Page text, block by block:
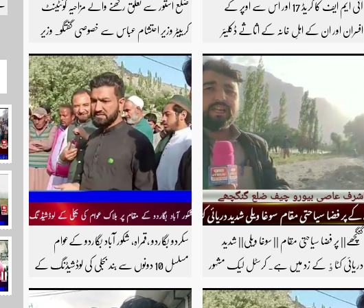
آئی ایم ایف کا گریڈ 17 اور اس سے اوپر کے
افسران اور ان کے اہلِ خانہ کے اثاثے ڈکلیئر
کرنے کا مطالبہ‘ کرپشن کی روک تھام اور مؤثر
احتساب کے لیے ٹاسک فورس کے قیام کا بھی
مطالبہ کردیا
ضلع استور سے تعلق رکھنے والے مزاحیہ کونٹینٹ
کرییٹر وزیر احتشام عباس سے خصوصی گفتگو۔ وزیر
احتشام عباس مزاحیہ شینا ویڈیوز بنانے کی وجہ سے
استور کے اندر کافی مشہور ہیں مزید اچھی اچھی ویڈیوز
دیکھنے کے لئے ہمارے یوٹیوب چینل کو
سبسکرائب کریں
گنگچھے|| پر فضا سیاحتی مقام || سوغا ویلی|| شدید
دریائی کٹاٶ کے زد میں ہے۔ کرسٹل لیک مشہور
فش فارم سوغا بھی اسی گاٶں میں واقع ہے۔
سکردو بگاردو ،قمراہ، شکور آباد بگاردو کےعوام
مسلسل 10 دونوں سے بند بجلی کی لوڈشیڈنگ کے
خلاف جے ایس آر روڈ پر احتجاجی مظاہرہ راولپنڈی